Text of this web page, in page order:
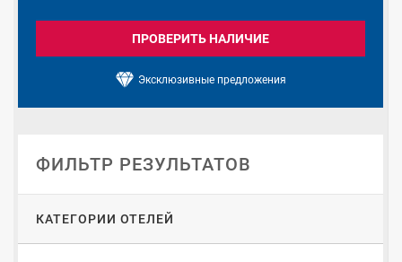
ПРОВЕРИТЬ НАЛИЧИЕ
Эксклюзивные предложения
ФИЛЬТР РЕЗУЛЬТАТОВ
КАТЕГОРИИ ОТЕЛЕЙ